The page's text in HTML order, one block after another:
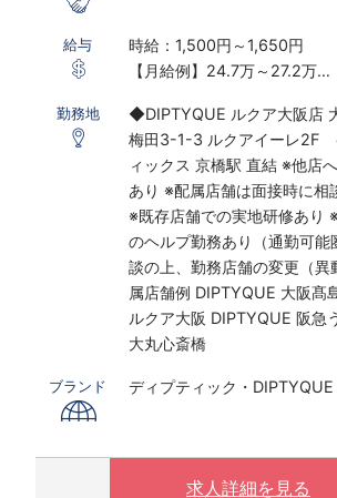
給与
時給：1,500円～1,650円
【月給例】24.7万～27.2万
※研修期間あり
※時給は経験・スキルにより
〇下記の場合は、割増した時
す。
※ 実働8時間以上は1.25倍
※ 夜10時以降は1.25倍
制服購入補助制度あり／毎月
勤務地
◆DIPTYQUE ルクア大阪店
梅田3-1-3 ルクアイーレ2F
ィックス 京橋駅 直結 ※他店
あり ※配属店舗は面接時に相
※既存店舗での実地研修あり
のヘルプ勤務あり（通勤可能
談の上、勤務店舗の変更（異
属店舗例 DIPTYQUE 大阪髙
ルクア大阪 DIPTYQUE 阪急
大丸心斎橋
ブランド ディプティック・DIPTYQUE
求人詳細を見る